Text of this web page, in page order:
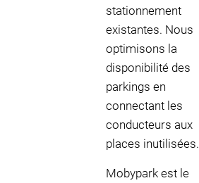
stationnement
existantes. Nous
optimisons la
disponibilité des
parkings en
connectant les
conducteurs aux
places inutilisées.
Mobypark est le